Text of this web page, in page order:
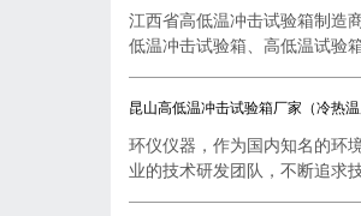
江西省高低温冲击试验箱制造
低温冲击试验箱、高低温试验
昆山高低温冲击试验箱厂家（冷热
环仪仪器，作为国内知名的环
业的技术研发团队，不断追求